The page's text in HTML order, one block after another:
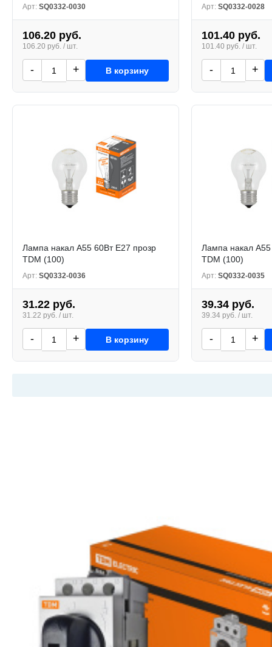
Арт: SQ0332-0030
106.20 руб.
106.20 руб. / шт.
- + В корзину
Арт: SQ0332-0028
101.40 руб.
101.40 руб. / шт.
- +
Лампа накал A55 60Вт Е27 прозр
TDM (100)
Арт: SQ0332-0036
31.22 руб.
31.22 руб. / шт.
- + В корзину
Лампа накал
TDM (100)
Арт: SQ0332-0035
39.34 руб.
39.34 руб. / шт.
- +